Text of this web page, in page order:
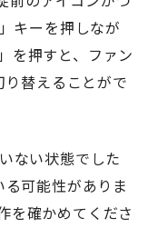
キーを押しなが
を押すと、ファン
替えることがで
ない状態でした
可能性がありま
を確かめてくださ